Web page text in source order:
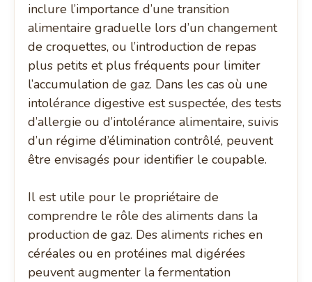
inclure l’importance d’une transition
alimentaire graduelle lors d’un changement
de croquettes, ou l’introduction de repas
plus petits et plus fréquents pour limiter
l’accumulation de gaz. Dans les cas où une
intolérance digestive est suspectée, des tests
d’allergie ou d’intolérance alimentaire, suivis
d’un régime d’élimination contrôlé, peuvent
être envisagés pour identifier le coupable.
Il est utile pour le propriétaire de
comprendre le rôle des aliments dans la
production de gaz. Des aliments riches en
céréales ou en protéines mal digérées
peuvent augmenter la fermentation